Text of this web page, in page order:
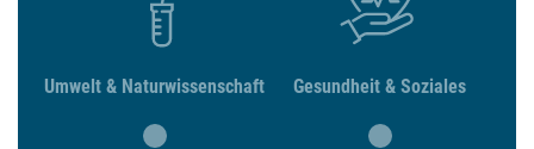
Umwelt & Naturwissenschaft Gesundheit & Soziales